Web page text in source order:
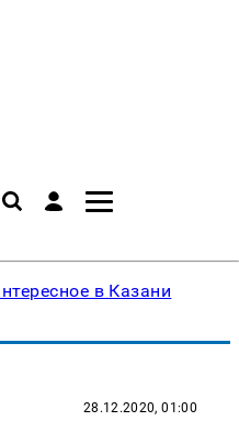
в Казани
28.12.2020, 01:00